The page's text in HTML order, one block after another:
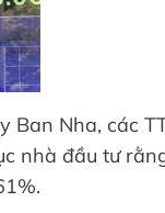
Ban Nha, các
nhà đầu tư